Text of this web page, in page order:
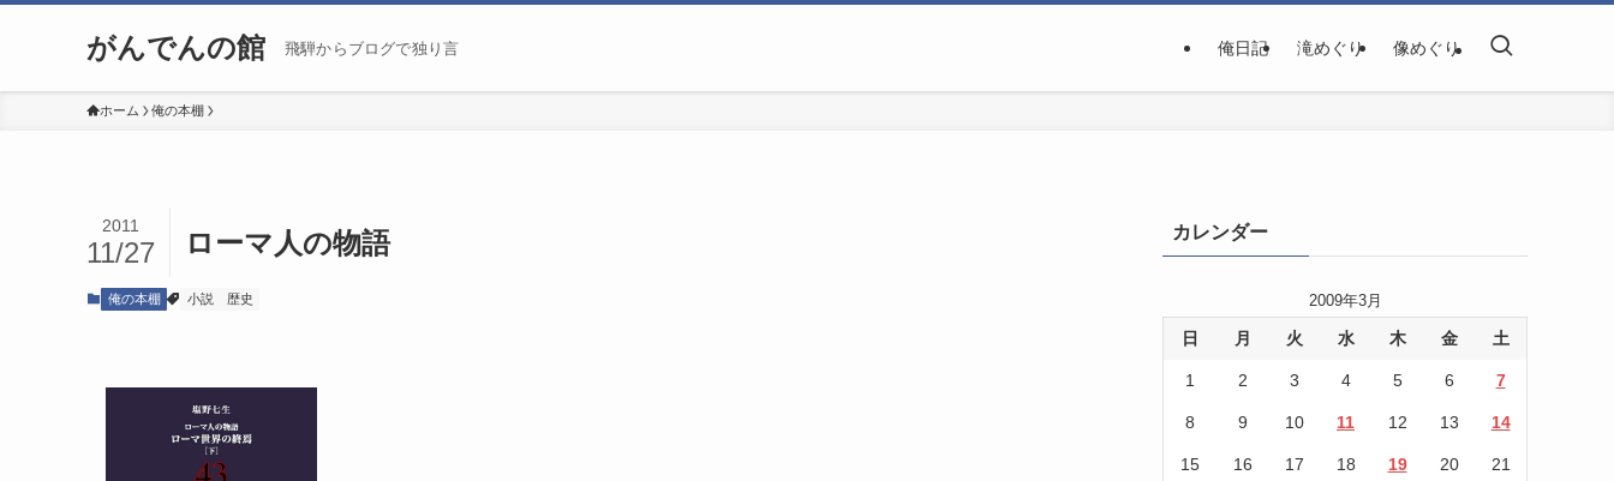
がんでんの館 飛騨からブログで独り言 俺日記 滝めぐり 像めぐり
ホーム 俺の本棚
ローマ人の物語
2011
11/27
俺の本棚 小説 歴史
カレンダー
2009年3月
日 月 火 水 木 金 土
1 2 3 4 5 6 7
8 9 10 11 12 13 14
15 16 17 18 19 20 21